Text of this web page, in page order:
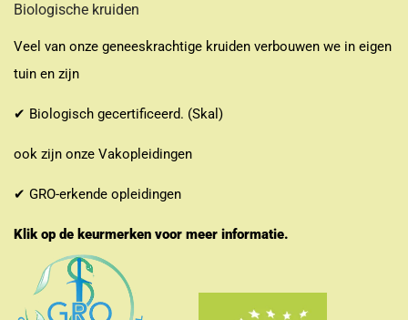
Biologische kruiden
Veel van onze geneeskrachtige kruiden verbouwen we in eigen
tuin en zijn
✔ Biologisch gecertificeerd. (Skal)
ook zijn onze Vakopleidingen
✔ GRO-erkende opleidingen
Klik op de keurmerken voor meer informatie.